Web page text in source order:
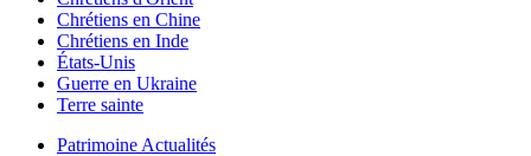
Chrétiens en Chine
Chrétiens en Inde
États-Unis
Guerre en Ukraine
Terre sainte
Patrimoine Actualités